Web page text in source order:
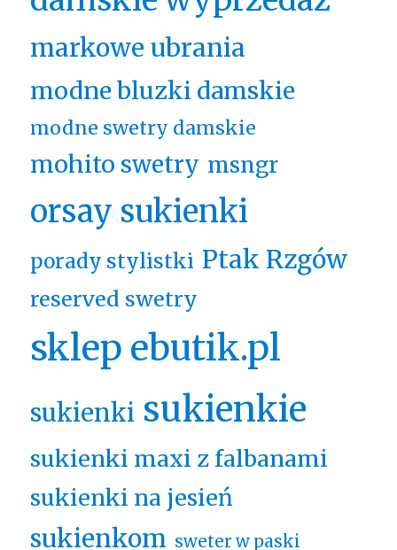
markowe ubrania
modne bluzki damskie
modne swetry damskie
mohito swetry msngr
orsay sukienki
porady stylistki Ptak Rzgów
reserved swetry
sklep ebutik.pl
sukienki sukienkie
sukienki maxi z falbanami
sukienki na jesień
sukienkom sweter w paski